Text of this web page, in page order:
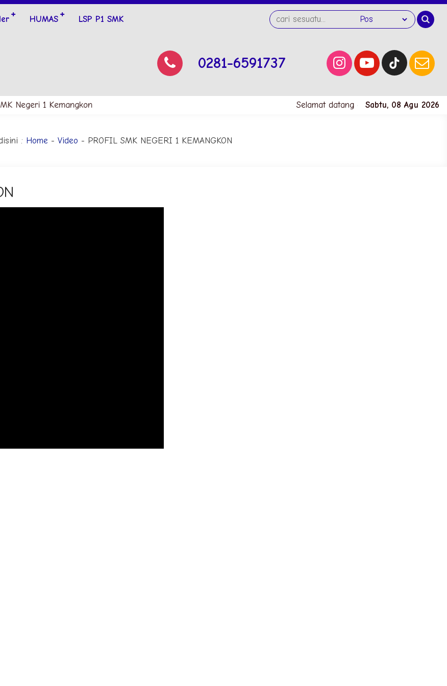
HUMAS LSP P1 SMK
0281-6591737
Sabtu, 08 Agu 2026
Selamat datang di website SMK Negeri
Negeri 1 Kemangkon
: Home - Video - PROFIL SMK NEGERI 1 KEMANGKON